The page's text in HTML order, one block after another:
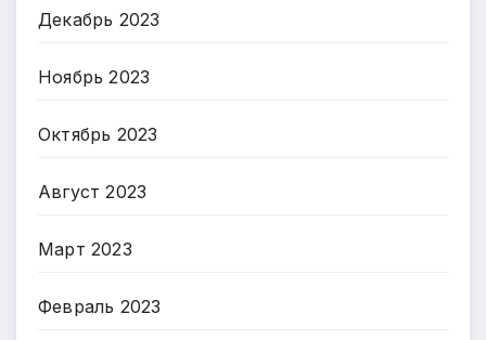
Декабрь 2023
Ноябрь 2023
Октябрь 2023
Август 2023
Март 2023
Февраль 2023